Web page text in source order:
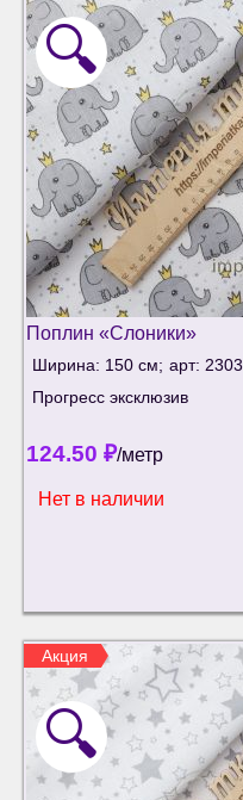
🔍
Поплин «Слоники»
Ширина: 150 см; арт: 2303
Прогресс эксклюзив
124.50 ₽/метр
Нет в наличии
Акция
🔍